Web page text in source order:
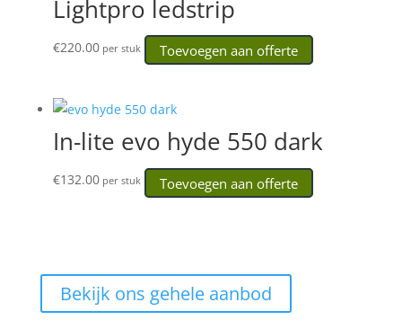
Lightpro ledstrip
€220.00per stuk Toevoegen aan offerte
In-lite evo hyde 550 dark
€132.00per stuk Toevoegen aan offerte
Bekijk ons gehele aanbod